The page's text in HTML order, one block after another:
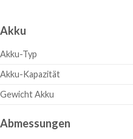
Akku
Akku-Typ
Akku-Kapazität
Gewicht Akku
Abmessungen